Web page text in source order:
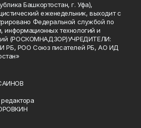
Башкортостан, г. Уфа),
еженедельник, выходит с
Федеральной службой по
информационных технологий и
(РОСКОМНАДЗОР)УЧРЕДИТЕЛИ:
РБ, РОО Союз писателей РБ, АО ИД